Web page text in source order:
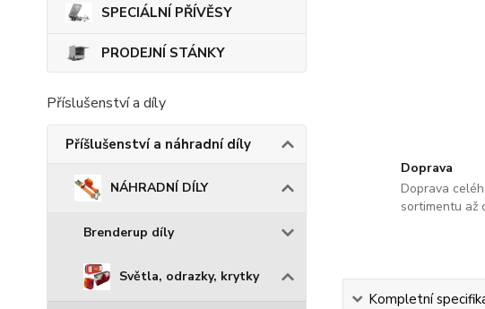
SPECIÁLNÍ PŘÍVĚSY
PRODEJNÍ STÁNKY
Příslušenství a díly
Příšlušenství a náhradní díly
NÁHRADNÍ DÍLY
Brenderup díly
Světla, odrazky, krytky
Doprava
Doprava
sortimentu až
Kompletní